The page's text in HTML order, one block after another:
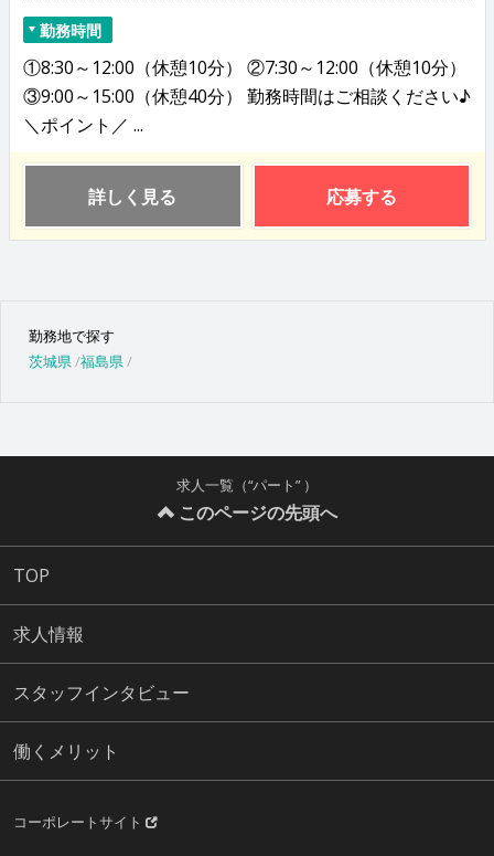
勤務時間
①8:30～12:00（休憩10分） ②7:30～12:00（休憩10分）
③9:00～15:00（休憩40分） 勤務時間はご相談ください♪
＼ポイント／ ...
詳しく見る 応募する
勤務地で探す
茨城県 福島県
求人一覧（“パート” ）
このページの先頭へ
TOP
求人情報
スタッフインタビュー
働くメリット
コーポレートサイト